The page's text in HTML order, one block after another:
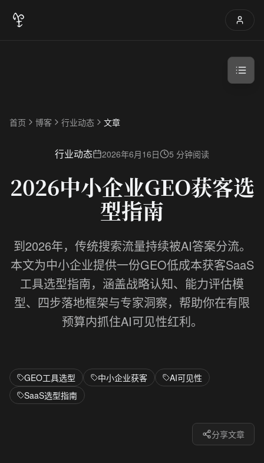
首页 博客 行业动态 文章
行业动态 2026年6月16日 5 分钟阅读
2026中小企业GEO获客选
型指南
到2026年，传统搜索流量持续被AI答案分流。
本文为中小企业提供一份GEO低成本获客SaaS
工具选型指南，涵盖战略认知、能力评估模
型、四步落地框架与专家洞察，帮助你在有限
预算内抓住AI可见性红利。
GEO工具选型 中小企业获客
AI可见性
SaaS选型指南
分享文章